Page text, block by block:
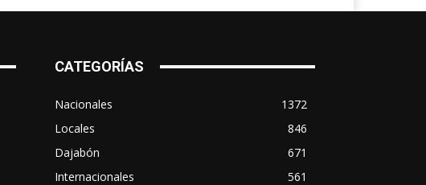
CATEGORÍAS
Nacionales
1372
Locales
846
Dajabón
671
Internacionales
561